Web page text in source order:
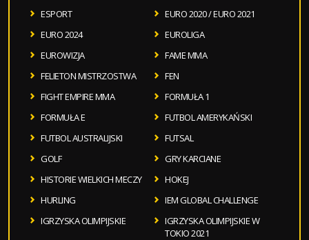
ESPORT
EURO 2020 / EURO 2021
EURO 2024
EUROLIGA
EUROWIZJA
FAME MMA
FELIETON MISTRZOSTWA
FEN
FIGHT EMPIRE MMA
FORMUŁA 1
FORMUŁA E
FUTBOL AMERYKAŃSKI
FUTBOL AUSTRALIJSKI
FUTSAL
GOLF
GRY KARCIANE
HISTORIE WIELKICH MECZY
HOKEJ
HURLING
IEM GLOBAL CHALLENGE
IGRZYSKA OLIMPIJSKIE
IGRZYSKA OLIMPIJSKIE W
TOKIO 2021